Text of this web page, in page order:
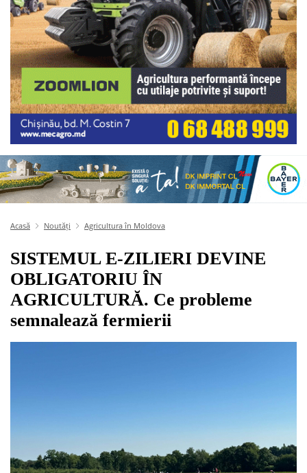
Acasă Noutăți Agricultura în Moldova
SISTEMUL E-ZILIERI DEVINE
OBLIGATORIU ÎN
AGRICULTURĂ. Ce probleme
semnalează fermierii